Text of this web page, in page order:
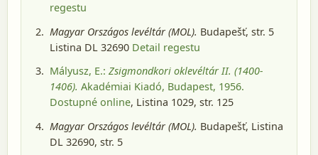
regestu
Magyar Országos levéltár (MOL). Budapešť, str. 5
Listina DL 32690 Detail regestu
Mályusz, E.: Zsigmondkori oklevéltár II. (1400-
1406). Akadémiai Kiadó, Budapest, 1956.
Dostupné online, Listina 1029, str. 125
Magyar Országos levéltár (MOL). Budapešť, Listina
DL 32690, str. 5